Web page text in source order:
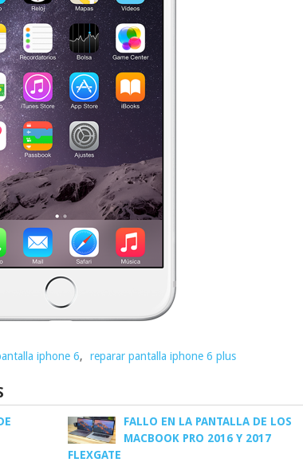
iphone 6, reparar pantalla iphone 6 plus
FALLO EN LA PANTALLA DE LOS
MACBOOK PRO 2016 Y 2017
FLEXGATE